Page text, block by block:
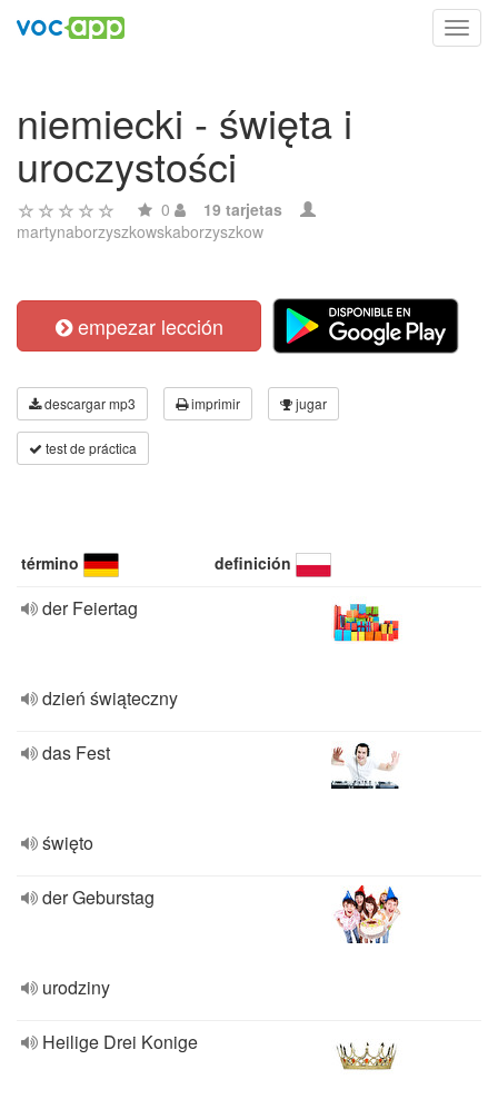
niemiecki - święta i
uroczystości
0
19 tarjetas
martynaborzyszkowskaborzyszkow
empezar lección
descargar mp3 imprimir jugar
test de práctica
término definición
der Feiertag
dzień świąteczny
das Fest
święto
der Geburstag
urodziny
Heilige Drei Konige